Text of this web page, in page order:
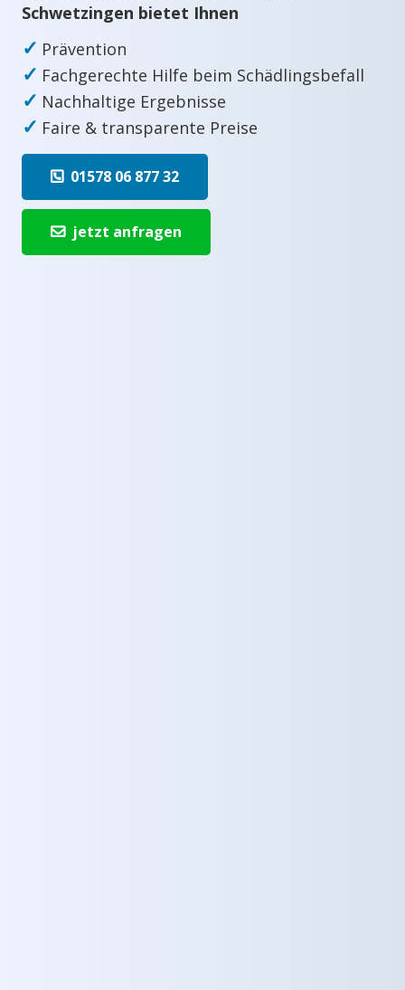
Schwetzingen bietet Ihnen
✓ Prävention
✓ Fachgerechte Hilfe beim Schädlingsbefall
✓ Nachhaltige Ergebnisse
✓ Faire & transparente Preise
01578 06 877 32
jetzt anfragen